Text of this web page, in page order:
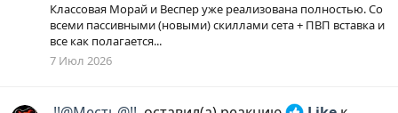
Классовая Морай и Веспер уже реализована полностью. Со
всеми пассивными (новыми) скиллами сета + ПВП вставка и
все как полагается...
7 Июл 2026